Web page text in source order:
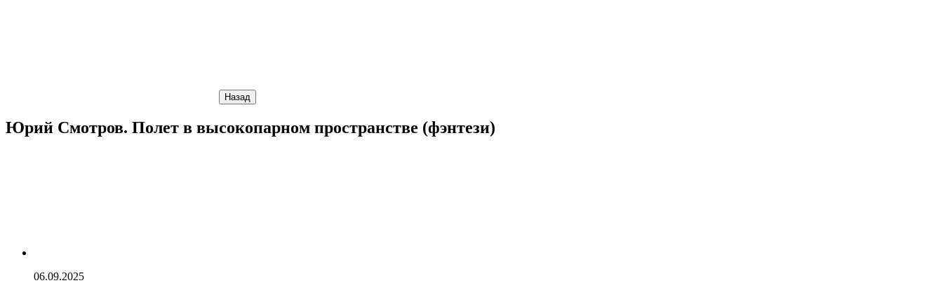
Назад
Юрий Смотров. Полет в высокопарном пространстве (фэнтези)
06.09.2025